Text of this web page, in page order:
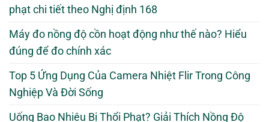
phạt chi tiết theo Nghị định 168
Máy đo nồng độ cồn hoạt động như thế nào? Hiểu
đúng để đo chính xác
Top 5 Ứng Dụng Của Camera Nhiệt Flir Trong Công
Nghiệp Và Đời Sống
Uống Bao Nhiêu Bị Thổi Phạt? Giải Thích Nồng Độ